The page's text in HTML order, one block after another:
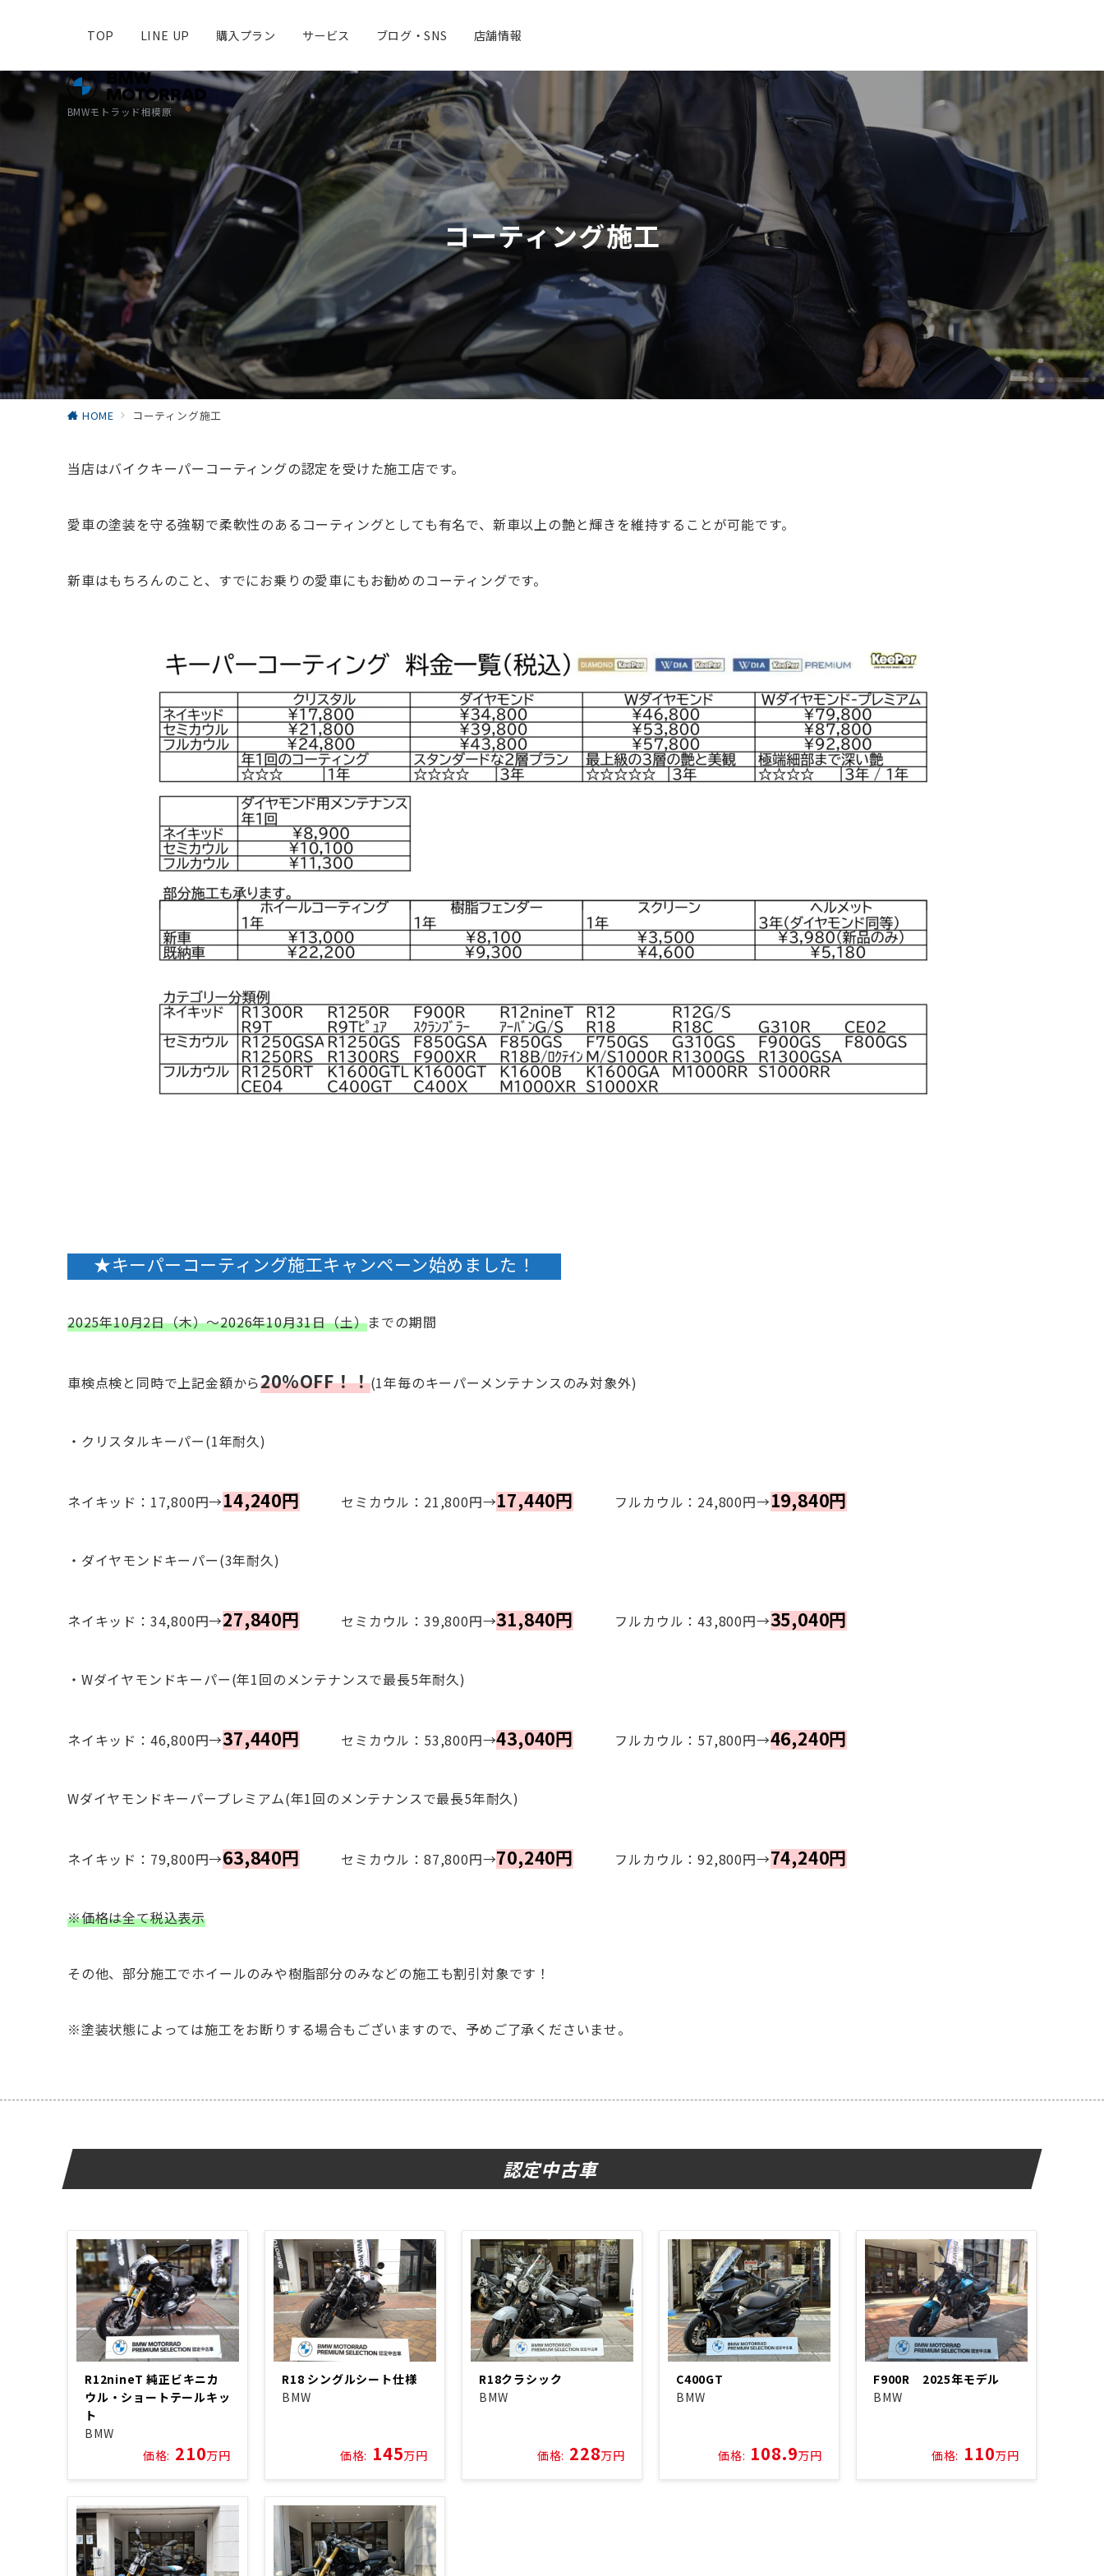
BMWモトラッド相模原
TOP LINE UP 購入プラン サービス ブログ・SNS 店舗情報
コーティング施工
HOME コーティング施工
当店はバイクキーパーコーティングの認定を受けた施工店です。
愛車の塗装を守る強靭で柔軟性のあるコーティングとしても有名で、新車以上の艶と輝きを維持することが可能です。
新車はもちろんのこと、すでにお乗りの愛車にもお勧めのコーティングです。
★キーパーコーティング施工キャンペーン始めました！
2025年10月2日（木）～2026年10月31日（土）までの期間
車検点検と同時で上記金額から20％OFF！！(1年毎のキーパーメンテナンスのみ対象外)
・クリスタルキーパー(1年耐久)
ネイキッド：17,800円→14,240円 セミカウル：21,800円→17,440円 フルカウル：24,800円→19,840円
・ダイヤモンドキーパー(3年耐久)
ネイキッド：34,800円→27,840円 セミカウル：39,800円→31,840円 フルカウル：43,800円→35,040円
・Wダイヤモンドキーパー(年1回のメンテナンスで最長5年耐久)
ネイキッド：46,800円→37,440円 セミカウル：53,800円→43,040円 フルカウル：57,800円→46,240円
Wダイヤモンドキーパープレミアム(年1回のメンテナンスで最長5年耐久)
ネイキッド：79,800円→63,840円 セミカウル：87,800円→70,240円 フルカウル：92,800円→74,240円
※価格は全て税込表示
その他、部分施工でホイールのみや樹脂部分のみなどの施工も割引対象です！
※塗装状態によっては施工をお断りする場合もございますので、予めご了承くださいませ。
認定中古車
R12nineT 純正ビキニカ
ウル・ショートテールキッ
ト
BMW
価格: 210万円
R18 シングルシート仕様
BMW
価格: 145万円
R18クラシック
BMW
価格: 228万円
C400GT
BMW
価格: 108.9万円
F900R 2025年モデル
BMW
価格: 110万円